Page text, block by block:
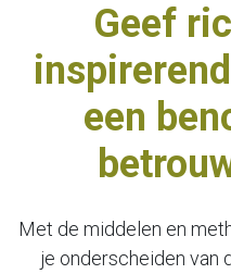
Geef
een
Met de middelen en
je onderscheiden van